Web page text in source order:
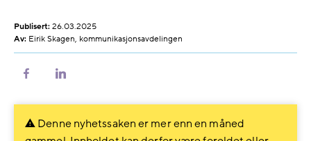
Publisert: 26.03.2025
Av: Eirik Skagen, kommunikasjonsavdelingen
Del
Del
Denne nyhetssaken er mer enn en måned